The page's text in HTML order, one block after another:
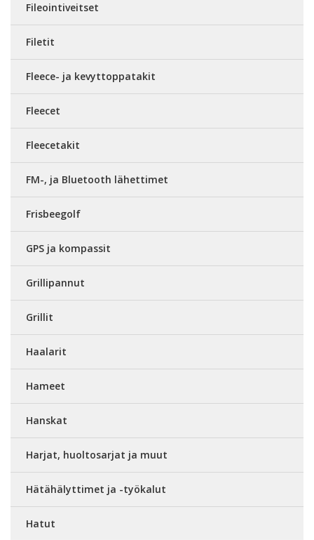
Fileointiveitset
Filetit
Fleece- ja kevyttoppatakit
Fleecet
Fleecetakit
FM-, ja Bluetooth lähettimet
Frisbeegolf
GPS ja kompassit
Grillipannut
Grillit
Haalarit
Hameet
Hanskat
Harjat, huoltosarjat ja muut
Hätähälyttimet ja -työkalut
Hatut